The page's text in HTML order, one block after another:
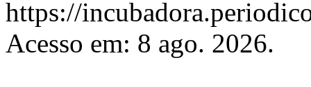
https://
Acesso em: 8 ago. 2026.